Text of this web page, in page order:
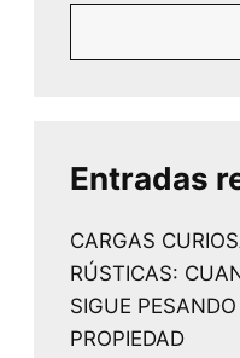
Entradas
CARGAS
RÚSTICAS:
SIGUE
PROPIEDAD